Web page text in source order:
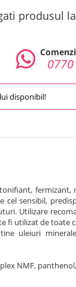
produsul
disponibil!
fermizant,
cel sensibil,
Utilizare
fi utilizat de toate
uleiuri
NMF,